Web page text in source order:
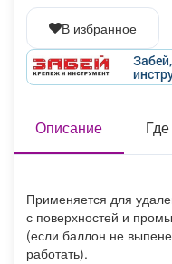
В избранное
Описание
Применяется для
с поверхностей и
(если баллон не
работать).